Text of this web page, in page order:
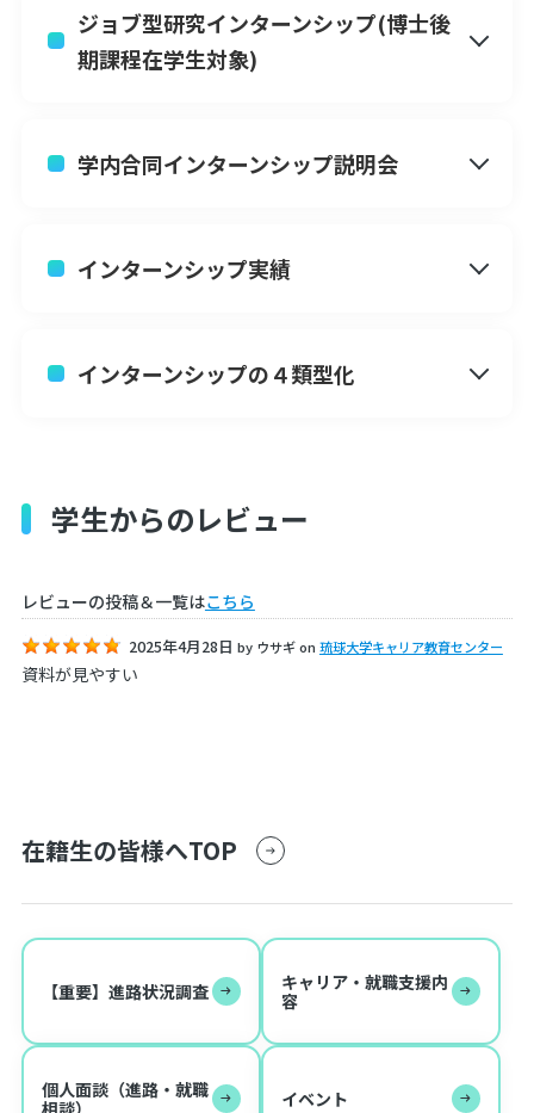
ジョブ型研究インターンシップ(博士後
期課程在学生対象)
学内合同インターンシップ説明会
インターンシップ実績
インターンシップの４類型化
学生からのレビュー
レビューの投稿＆一覧はこちら
2025年4月28日 by ウサギon 琉球大学キャリア教育センター
資料が見やすい
在籍生の皆様へTOP
【重要】進路状況調査
キャリア・就職支援内
容
個人面談（進路・就職
イベント